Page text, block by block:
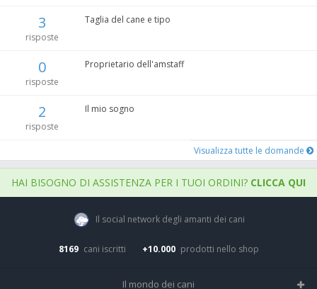
3
risposte
Taglia del cane e tipo
0
risposte
Proprietario dell'amstaff
2
risposte
Il mio sogno
Visualizza tutte le domande
HAI BISOGNO DI ASSISTENZA PER I TUOI ORDINI? CLICCA QUI
Il social network degli amanti dei cani
8169 cani iscritti +10.000 prodotti nello shop
Il mondo dei cani